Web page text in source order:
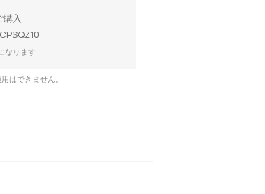
CPSQZ10
なります
はできません。